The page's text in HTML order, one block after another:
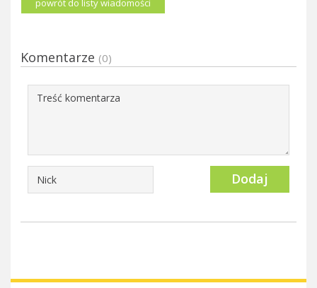
powrót do listy wiadomości
Komentarze (0)
Dodaj